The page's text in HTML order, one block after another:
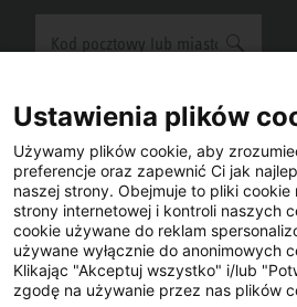
Facebook YouTube
Instagram
Ustawienia plików
Używamy plików cookie, aby
preferencje oraz zapewnić Ci jak
naszej strony. Obejmuje to pliki cookie
strony internetowej i kontroli naszych
cookie używane do reklam
używane wyłącznie do anonimowych
Klikając "Akceptuj wszystko" i/lub
zgodę na używanie przez nas plików